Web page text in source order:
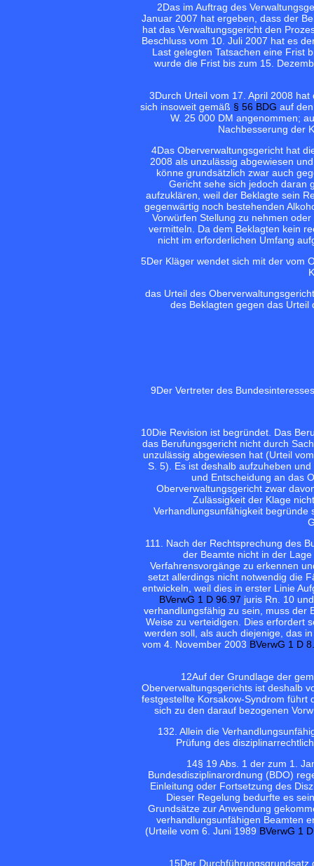
2Das im Auftrag des
Januar 2007 hat ergeben, dass der
hat das Verwaltungsgericht den
Beschluss vom 10. Juli 2007 hat es
Last gelegten Tatsachen eine Frist
wurde die Frist bis zum 15.
3Durch Urteil vom 17. April 2008
sich insoweit gemäß § 56 BDG auf
W. 25 000 DM angenommen;
Nachbesserung der
4Das Oberverwaltungsgericht hat
2008 als unzulässig abgewiesen
könne grundsätzlich zwar auch
Gericht sehe sich jedoch daran
aufzuklären, weil der Beklagte sein
gegenwärtig noch bestehenden
Vorwürfen Stellung zu nehmen
vermitteln. Da dem Beklagten kein
nicht im erforderlichen Umfang
5Der Kläger wendet sich mit der vom
das Urteil des
des Beklagten gegen das Urteil
9Der Vertreter des
10Die Revision ist begründet. Das
das Berufungsgericht nicht durch
unzulässig abgewiesen hat (Urteil
S. 5). Es ist deshalb aufzuheben
und Entscheidung an das
Oberverwaltungsgericht zwar
Zulässigkeit der Klage
Verhandlungsunfähigkeit begründe
111. Nach der Rechtsprechung des
der Beamte nicht in der
Verfahrensvorgänge zu erkennen
setzt allerdings nicht notwendig die
entwickeln, weil dies in erster Linie
BVerwG 1 D 96.97 juris Rn. 10
verhandlungsfähig zu sein, muss der
Weise zu verteidigen. Dies erfordert
werden soll, als auch diejenige, das
vom 4. November 2003 BVerwG 1 D
12Auf der Grundlage der
Oberverwaltungsgerichts ist deshalb
festgestellte Korsakow-Syndrom führt
sich zu den darauf bezogenen
132. Allein die
Prüfung des
14§ 19 Abs. 1 der zum 1.
Bundesdisziplinarordnung (BDO)
Einleitung oder Fortsetzung des
Dieser Regelung bedurfte es
Grundsätze zur Anwendung
verhandlungsunfähigen Beamten
(Urteile vom 6. Juni 1989 BVerwG 1
15Der Durchführungsgrundsatz